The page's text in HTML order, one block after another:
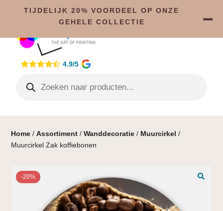
4.9/5
Home /Assortiment /Wanddecoratie / Muurcirkel /
Muurcirkel Zak koffiebonen
-20%
TIJDELIJK 20% VOORDEEL OP ONZE
GEHELE COLLECTIE